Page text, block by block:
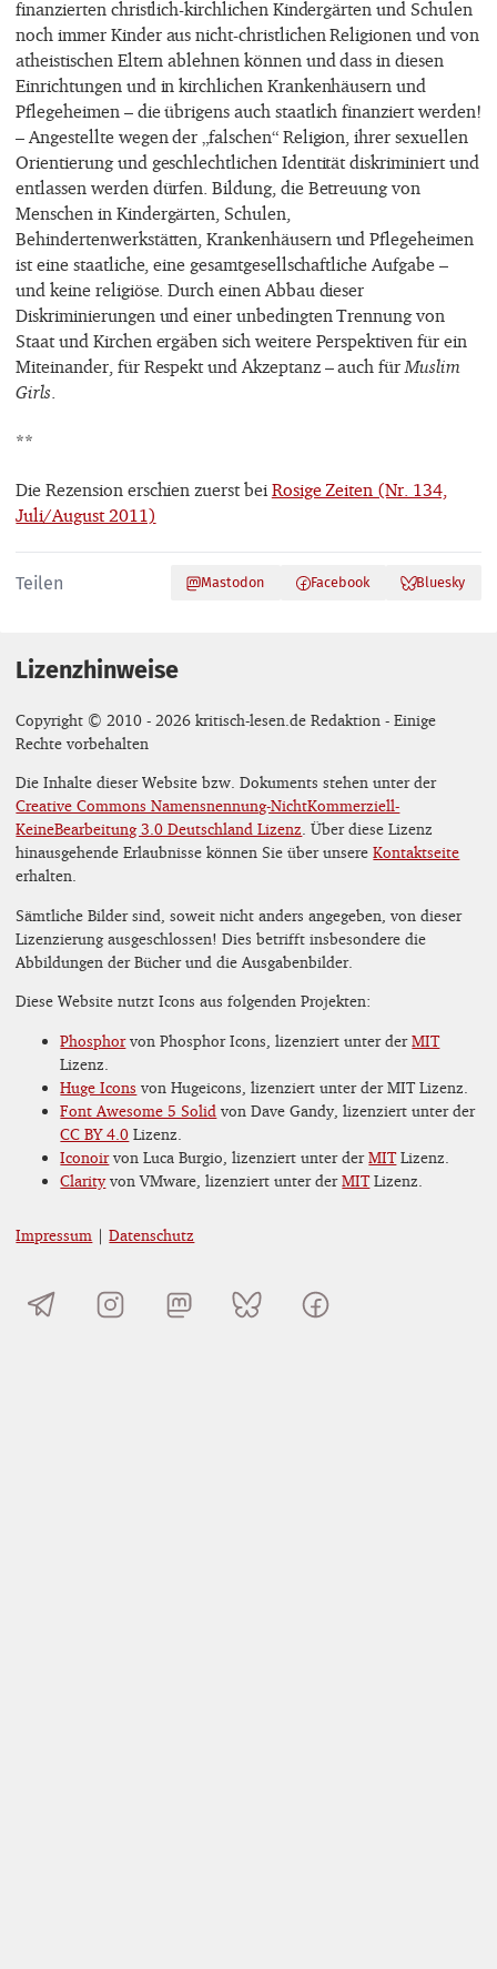
finanzierten christlich-kirchlichen Kindergärten und Schulen
noch immer Kinder aus nicht-christlichen Religionen und von
atheistischen Eltern ablehnen können und dass in diesen
Einrichtungen und in kirchlichen Krankenhäusern und
Pflegeheimen – die übrigens auch staatlich finanziert werden!
– Angestellte wegen der „falschen“ Religion, ihrer sexuellen
Orientierung und geschlechtlichen Identität diskriminiert und
entlassen werden dürfen. Bildung, die Betreuung von
Menschen in Kindergärten, Schulen,
Behindertenwerkstätten, Krankenhäusern und Pflegeheimen
ist eine staatliche, eine gesamtgesellschaftliche Aufgabe –
und keine religiöse. Durch einen Abbau dieser
Diskriminierungen und einer unbedingten Trennung von
Staat und Kirchen ergäben sich weitere Perspektiven für ein
Miteinander, für Respekt und Akzeptanz – auch fürMuslim
Girls.
**
Die Rezension erschien zuerst bei Rosige Zeiten (Nr. 134,
Juli/August 2011)
Teilen Mastodon Facebook Bluesky
Lizenzhinweise
Copyright © 2010 - 2026 kritisch-lesen.de Redaktion - Einige
Rechte vorbehalten
Die Inhalte dieser Website bzw. Dokuments stehen unter der
Creative Commons Namensnennung-NichtKommerziell-
KeineBearbeitung 3.0 Deutschland Lizenz. Über diese Lizenz
hinausgehende Erlaubnisse können Sie über unsereKontaktseite
erhalten.
Sämtliche Bilder sind, soweit nicht anders angegeben, von dieser
Lizenzierung ausgeschlossen! Dies betrifft insbesondere die
Abbildungen der Bücher und die Ausgabenbilder.
Diese Website nutzt Icons aus folgenden Projekten:
Phosphorvon Phosphor Icons, lizenziert unter derMIT
Lizenz.
Huge Icons von Hugeicons, lizenziert unter der MIT Lizenz.
Font Awesome 5 Solid von Dave Gandy, lizenziert unter der
CC BY 4.0 Lizenz.
Iconoirvon Luca Burgio, lizenziert unter derMITLizenz.
Clarityvon VMware, lizenziert unter derMITLizenz.
Impressum |Datenschutz